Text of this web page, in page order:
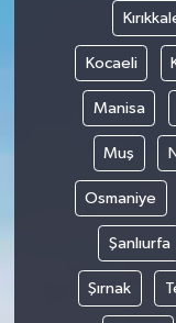
Kocaeli
Manisa
Muş
Osmaniye
Şanlıurfa
Şırnak